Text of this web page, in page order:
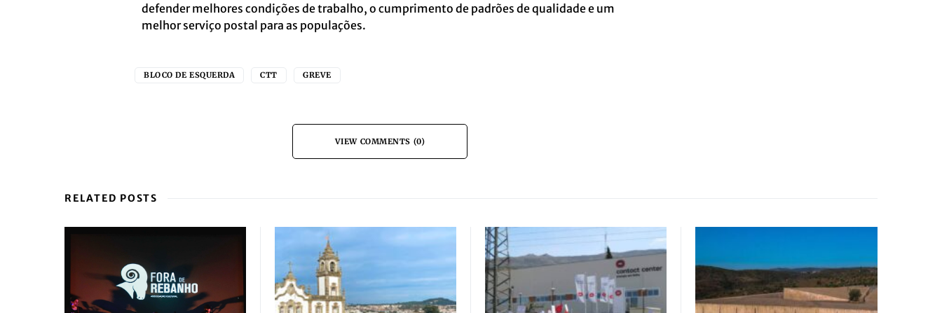
defender melhores condições de trabalho, o cumprimento de padrões de qualidade e um
melhor serviço postal para as populações.
BLOCO DE ESQUERDA CTT GREVE
VIEW COMMENTS (0)
RELATED POSTS